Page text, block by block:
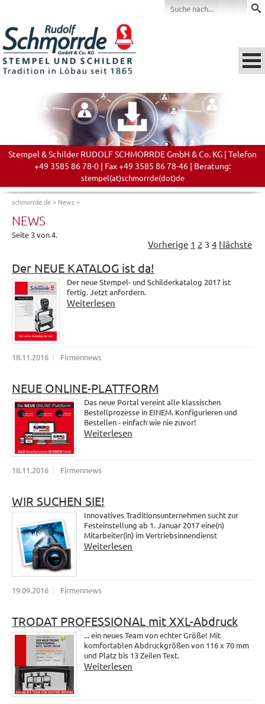
Stempel & Schilder RUDOLF SCHMORRDE GmbH & Co. KG | Telefon
+49 3585 86 78-0 | Fax +49 3585 86 78-46 | Beratung:
stempel(at)schmorrde(dot)de
schmorrde.de> News>
NEWS
Seite 3 von 4.
Vorherige 1 2 3 4 Nächste
Der NEUE KATALOG ist da!
Der neue Stempel- und Schilderkatalog 2017 ist
fertig. Jetzt anfordern.
Weiterlesen
18.11.2016 Firmennews
NEUE ONLINE-PLATTFORM
Das neue Portal vereint alle klassischen
Bestellprozesse in EINEM. Konfigurieren und
Bestellen - einfach wie nie zuvor!
Weiterlesen
18.11.2016 Firmennews
WIR SUCHEN SIE!
Innovatives Traditionsunternehmen sucht zur
Festeinstellung ab 1. Januar 2017 eine(n)
Mitarbeiter(in) im Vertriebsinnendienst
Weiterlesen
19.09.2016 Firmennews
TRODAT PROFESSIONAL mit XXL-Abdruck
... ein neues Team von echter Größe! Mit
komfortablen Abdruckgrößen von 116 x 70 mm
und Platz bis 13 Zeilen Text.
Weiterlesen